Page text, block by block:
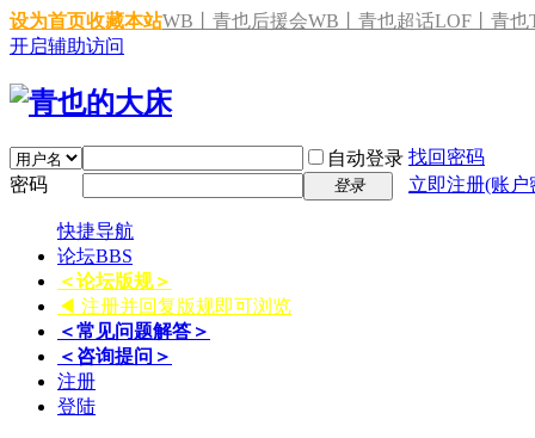
设为首页收藏本站WB丨青也后援会WB丨青也超话LOF丨青也
开启辅助访问
自动登录 找回密码
密码
登录 立即注册(账
快捷导航
论坛BBS
＜论坛版规＞
◀ 注册并回复版规即可浏览
＜常见问题解答＞
＜咨询提问＞
注册
登陆